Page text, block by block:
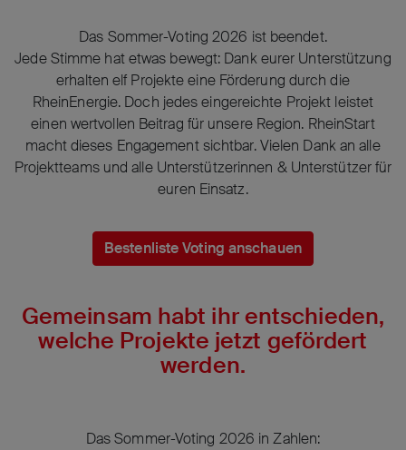
Das Sommer-Voting 2026 ist beendet.
Jede Stimme hat etwas bewegt: Dank eurer Unterstützung
erhalten elf Projekte eine Förderung durch die
RheinEnergie. Doch jedes eingereichte Projekt leistet
einen wertvollen Beitrag für unsere Region. RheinStart
macht dieses Engagement sichtbar. Vielen Dank an alle
Projektteams und alle Unterstützerinnen & Unterstützer für
euren Einsatz.
Bestenliste Voting anschauen
Gemeinsam habt ihr entschieden,
welche Projekte jetzt gefördert
werden.
Das Sommer-Voting 2026 in Zahlen: